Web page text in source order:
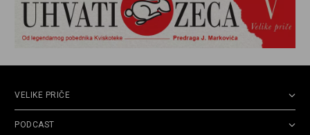
VELIKE PRIČE
PODCAST